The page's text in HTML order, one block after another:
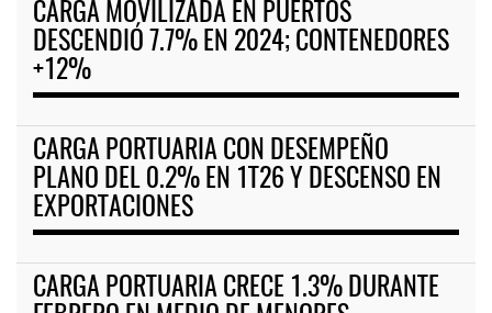
CARGA MOVILIZADA EN PUERTOS
DESCENDIÓ 7.7% EN 2024; CONTENEDORES
+12%
CARGA PORTUARIA CON DESEMPEÑO
PLANO DEL 0.2% EN 1T26 Y DESCENSO EN
EXPORTACIONES
CARGA PORTUARIA CRECE 1.3% DURANTE